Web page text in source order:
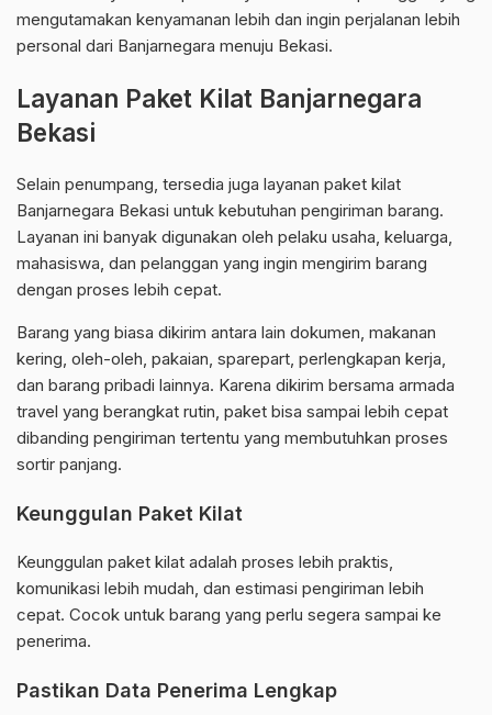
mengutamakan kenyamanan lebih dan ingin perjalanan lebih
personal dari Banjarnegara menuju Bekasi.
Layanan Paket Kilat Banjarnegara
Bekasi
Selain penumpang, tersedia juga layanan paket kilat
Banjarnegara Bekasi untuk kebutuhan pengiriman barang.
Layanan ini banyak digunakan oleh pelaku usaha, keluarga,
mahasiswa, dan pelanggan yang ingin mengirim barang
dengan proses lebih cepat.
Barang yang biasa dikirim antara lain dokumen, makanan
kering, oleh-oleh, pakaian, sparepart, perlengkapan kerja,
dan barang pribadi lainnya. Karena dikirim bersama armada
travel yang berangkat rutin, paket bisa sampai lebih cepat
dibanding pengiriman tertentu yang membutuhkan proses
sortir panjang.
Keunggulan Paket Kilat
Keunggulan paket kilat adalah proses lebih praktis,
komunikasi lebih mudah, dan estimasi pengiriman lebih
cepat. Cocok untuk barang yang perlu segera sampai ke
penerima.
Pastikan Data Penerima Lengkap